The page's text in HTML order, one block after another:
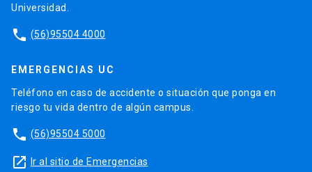
Universidad.
phone (56)95504 4000
EMERGENCIAS UC
Teléfono en caso de accidente o situación que ponga en
riesgo tu vida dentro de algún campus.
phone (56)95504 5000
launch Ir al sitio de Emergencias